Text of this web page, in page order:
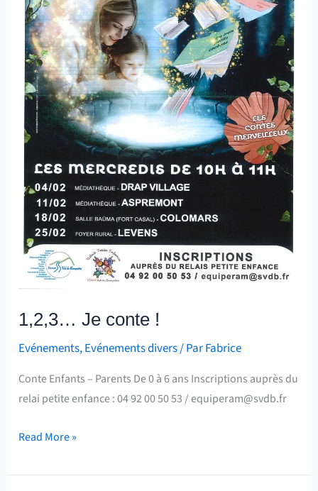
1,2,3… Je conte !
Evénements,Evénements divers/ ParFabrice
Conte Enfants – Parents De 0 à 6 ans Inscriptions auprès du
relai petite enfance : 04 92 00 50 53 / equiperam@svdb.fr
Read More »